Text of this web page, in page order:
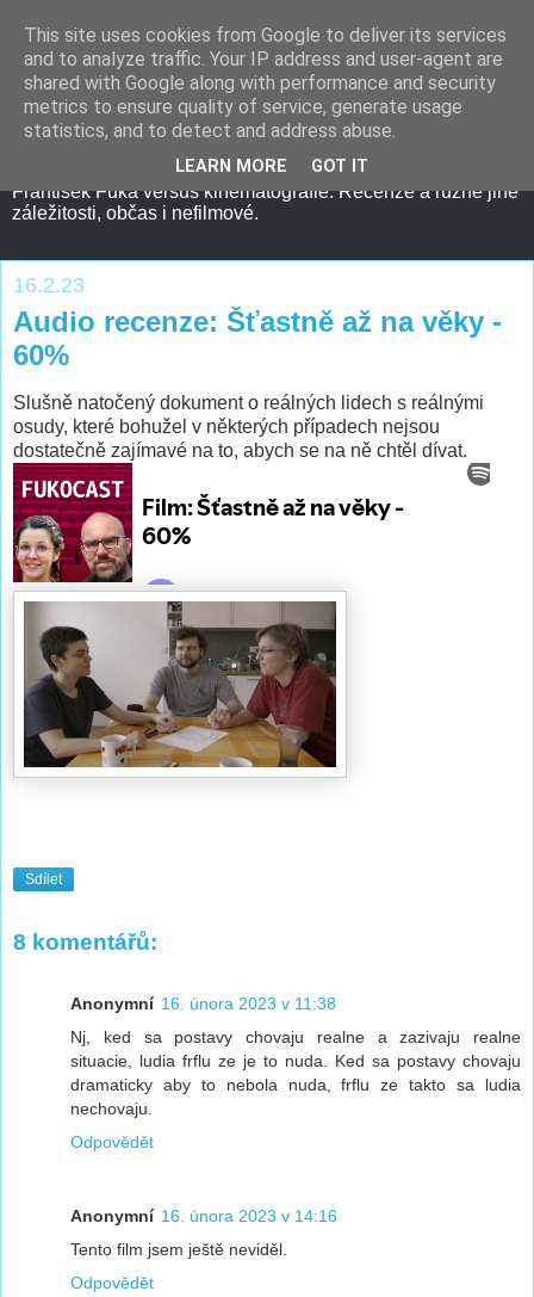
František Fuka versus kinematografie. Recenze a různé jiné
záležitosti, občas i nefilmové.
16.2.23
Audio recenze: Šťastně až na věky -
60%
Slušně natočený dokument o reálných lidech s reálnými
osudy, které bohužel v některých případech nejsou
dostatečně zajímavé na to, abych se na ně chtěl dívat.
Sdílet
8 komentářů:
Anonymní 16. února 2023 v 11:38
Nj, ked sa postavy chovaju realne a zazivaju realne
situacie, ludia frflu ze je to nuda. Ked sa postavy chovaju
dramaticky aby to nebola nuda, frflu ze takto sa ludia
nechovaju.
Odpovědět
Anonymní 16. února 2023 v 14:16
Tento film jsem ještě neviděl.
Odpovědět
This site uses cookies from Google to deliver its services
and to analyze traffic. Your IP address and user-agent are
shared with Google along with performance and security
metrics to ensure quality of service, generate usage
statistics, and to detect and address abuse.
LEARN MORE GOT IT